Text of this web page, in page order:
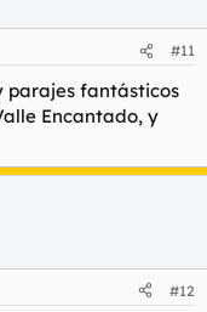
#11
parajes fantásticos
Encantado, y
#12